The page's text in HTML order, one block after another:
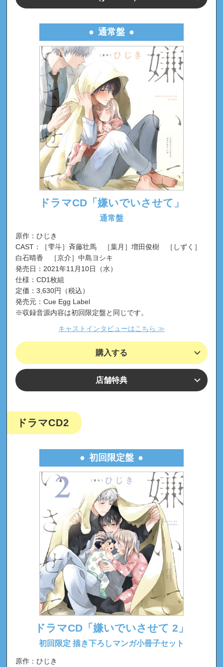
通常盤
ドラマCD「嫌いでいさせて」
通常盤
原作：ひじき
CAST：［雫斗］斉藤壮馬 ［葉月］増田俊樹 ［しずく］
白石晴香 ［京介］中島ヨシキ
発売日：2021年11月10日（水）
仕様：CD1枚組
定価：3,630円（税込）
発売元：Cue Egg Label
※収録音源内容は初回限定盤と同じです。
キャストインタビューはこちら ≫
購入する
店舗特典
ドラマCD2
初回限定盤
ドラマCD「嫌いでいさせて 2」
初回限定 描き下ろしマンガ小冊子セット
原作：ひじき